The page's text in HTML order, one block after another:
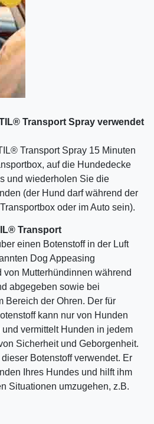
Transport Spray verwendet
Transport Spray 15 Minuten
auf die Hundedecke
und wiederholen Sie die
(der Hund darf während der
oder im Auto sein).
Transport
einen Botenstoff in der Luft
Dog Appeasing
von Mutterhündinnen während
abgegeben sowie bei
Bereich der Ohren. Der für
kann nur von Hunden
vermittelt Hunden in jedem
Sicherheit und Geborgenheit.
Botenstoff verwendet. Er
Ihres Hundes und hilft ihm
Situationen umzugehen, z.B.